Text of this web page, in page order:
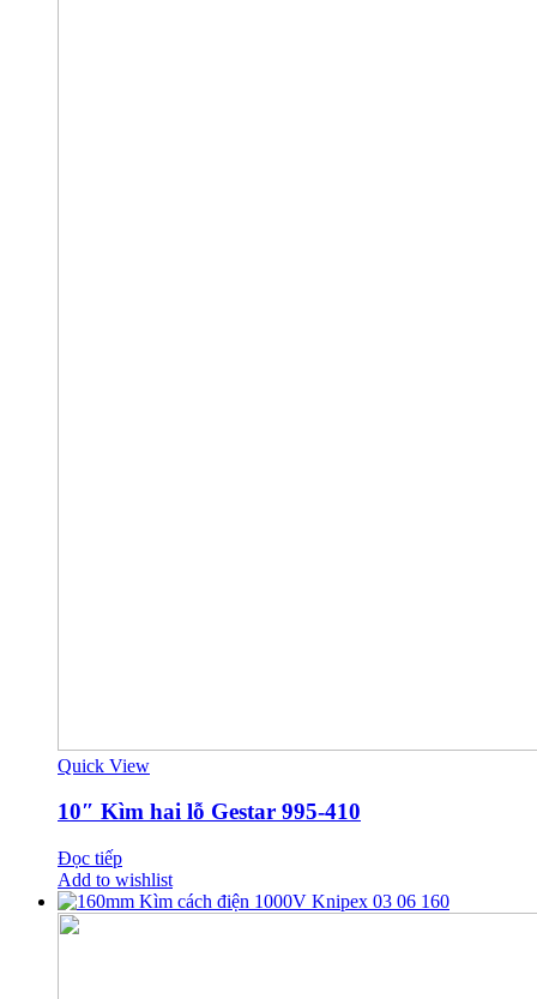
Quick View
10″ Kìm hai lỗ Gestar 995-410
Đọc tiếp
Add to wishlist